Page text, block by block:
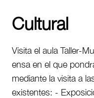
Cultural
Visita el aula Taller-
ensa en el que
mediante la visita a
existentes: -